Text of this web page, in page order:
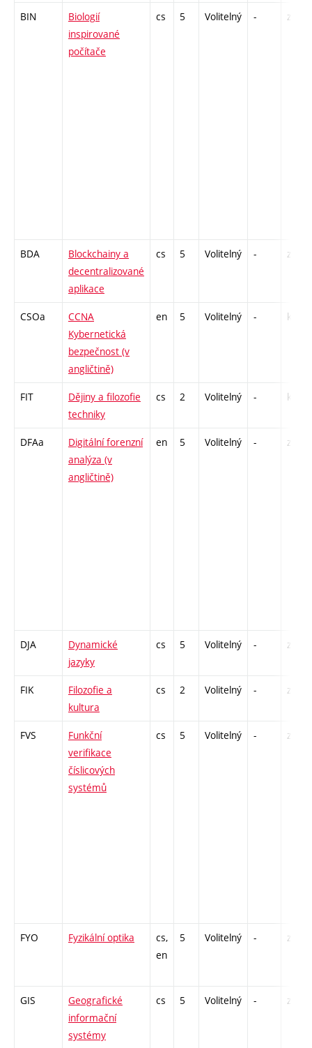
BIN
Biologií
inspirované
počítače
cs 5 Volitelný - zk
BDA
Blockchainy a
decentralizované
aplikace
cs 5 Volitelný - zá,zk
CSOa
CCNA
Kybernetická
bezpečnost (v
angličtině)
en 5 Volitelný - kl
FIT
Dějiny a filozofie
techniky
cs 2 Volitelný - kl
DFAa
Digitální forenzní
analýza (v
angličtině)
en 5 Volitelný - zk
DJA
Dynamické
jazyky
cs 5 Volitelný - zk
FIK
Filozofie a
kultura
cs 2 Volitelný - zá
FVS
Funkční
verifikace
číslicových
systémů
cs 5 Volitelný - zk
FYO Fyzikální optika
cs,
en
5 Volitelný - zk
GIS
Geografické
informační
systémy
cs 5 Volitelný - zá,zk